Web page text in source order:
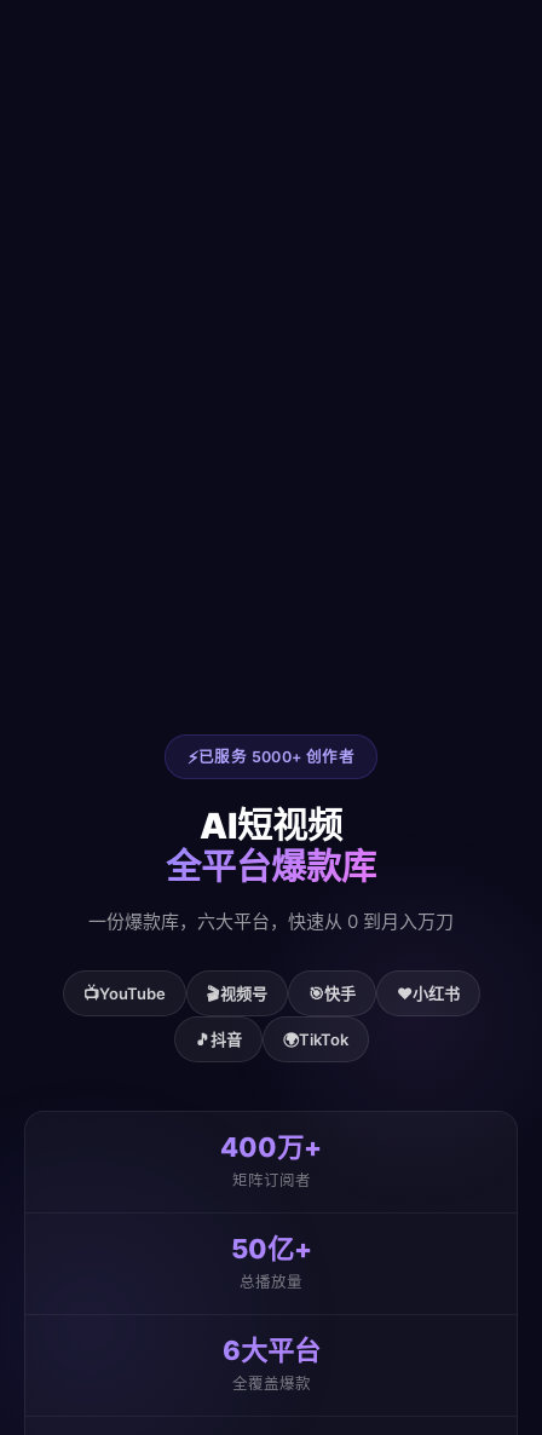
已服务 5000+ 创作者
AI短视频
全平台爆款库
一份爆款库，六大平台，快速从 0 到月入万刀
📺YouTube 🎬视频号 🎯快手 ❤️小红书
🎵抖音 🌍TikTok
400万+
矩阵订阅者
50亿+
总播放量
6大平台
全覆盖爆款